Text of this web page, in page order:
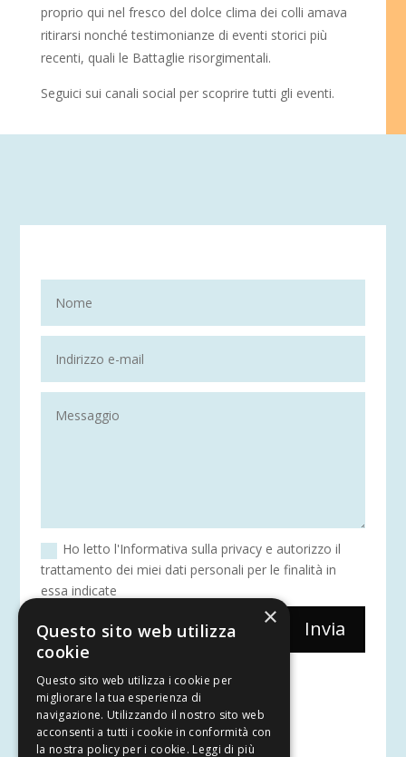
proprio qui nel fresco del dolce clima dei colli amava
ritirarsi nonché testimonianze di eventi storici più
recenti, quali le Battaglie risorgimentali.
Seguici sui canali social per scoprire tutti gli eventi.
Ho letto l'Informativa sulla privacy e autorizzo il
trattamento dei miei dati personali per le finalità in
essa indicate
6 + 9= Invia
SEGUICI
×
Questo sito web utilizza
cookie
Questo sito web utilizza i cookie per
migliorare la tua esperienza di
navigazione. Utilizzando il nostro sito web
acconsenti a tutti i cookie in conformità con
la nostra policy per i cookie. Leggi di più